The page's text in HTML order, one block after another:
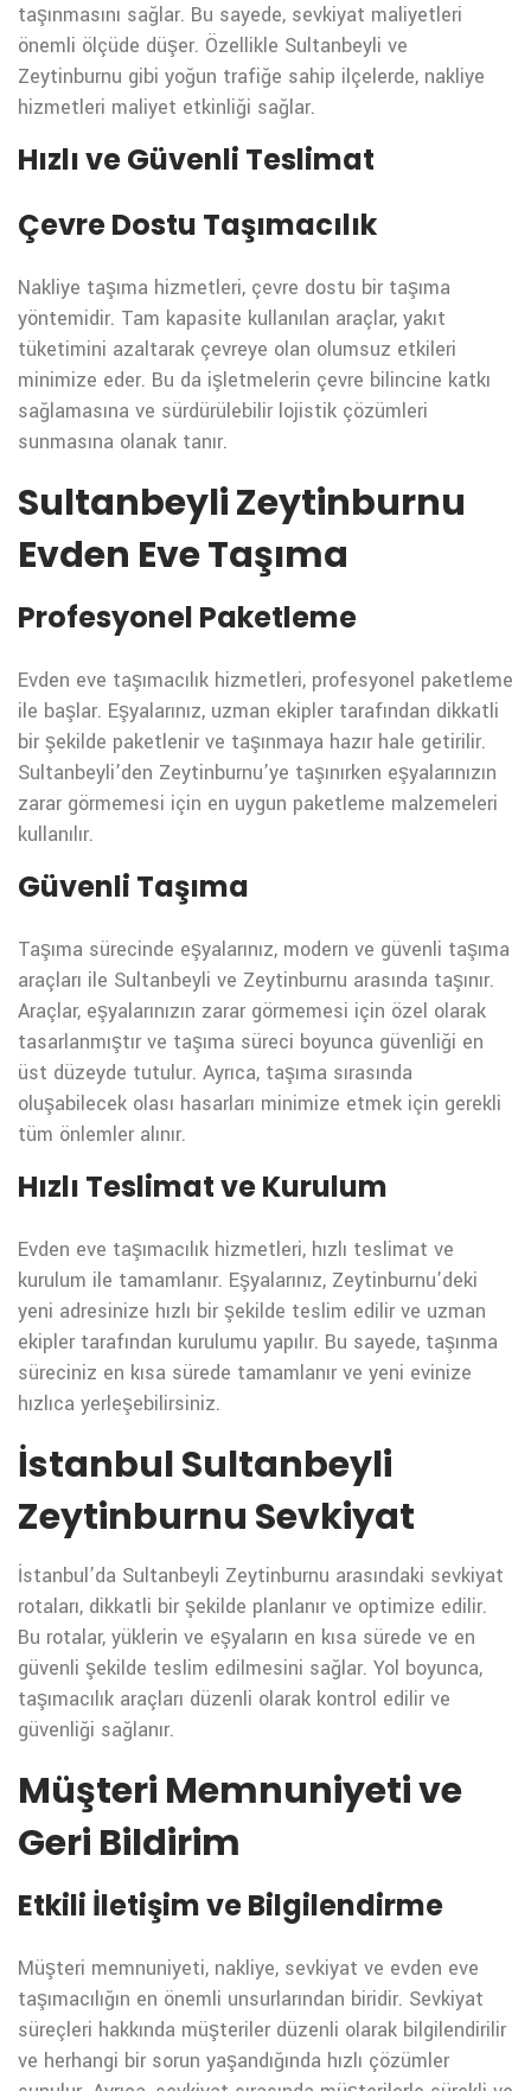
taşınmasını sağlar. Bu sayede, sevkiyat maliyetleri
önemli ölçüde düşer. Özellikle Sultanbeyli ve
Zeytinburnu gibi yoğun trafiğe sahip ilçelerde, nakliye
hizmetleri maliyet etkinliği sağlar.
Hızlı ve Güvenli Teslimat
Çevre Dostu Taşımacılık
Nakliye taşıma hizmetleri, çevre dostu bir taşıma
yöntemidir. Tam kapasite kullanılan araçlar, yakıt
tüketimini azaltarak çevreye olan olumsuz etkileri
minimize eder. Bu da işletmelerin çevre bilincine katkı
sağlamasına ve sürdürülebilir lojistik çözümleri
sunmasına olanak tanır.
Sultanbeyli Zeytinburnu
Evden Eve Taşıma
Profesyonel Paketleme
Evden eve taşımacılık hizmetleri, profesyonel paketleme
ile başlar. Eşyalarınız, uzman ekipler tarafından dikkatli
bir şekilde paketlenir ve taşınmaya hazır hale getirilir.
Sultanbeyli’den Zeytinburnu’ye taşınırken eşyalarınızın
zarar görmemesi için en uygun paketleme malzemeleri
kullanılır.
Güvenli Taşıma
Taşıma sürecinde eşyalarınız, modern ve güvenli taşıma
araçları ile Sultanbeyli ve Zeytinburnu arasında taşınır.
Araçlar, eşyalarınızın zarar görmemesi için özel olarak
tasarlanmıştır ve taşıma süreci boyunca güvenliği en
üst düzeyde tutulur. Ayrıca, taşıma sırasında
oluşabilecek olası hasarları minimize etmek için gerekli
tüm önlemler alınır.
Hızlı Teslimat ve Kurulum
Evden eve taşımacılık hizmetleri, hızlı teslimat ve
kurulum ile tamamlanır. Eşyalarınız, Zeytinburnu’deki
yeni adresinize hızlı bir şekilde teslim edilir ve uzman
ekipler tarafından kurulumu yapılır. Bu sayede, taşınma
süreciniz en kısa sürede tamamlanır ve yeni evinize
hızlıca yerleşebilirsiniz.
İstanbul Sultanbeyli
Zeytinburnu Sevkiyat
İstanbul’da Sultanbeyli Zeytinburnu arasındaki sevkiyat
rotaları, dikkatli bir şekilde planlanır ve optimize edilir.
Bu rotalar, yüklerin ve eşyaların en kısa sürede ve en
güvenli şekilde teslim edilmesini sağlar. Yol boyunca,
taşımacılık araçları düzenli olarak kontrol edilir ve
güvenliği sağlanır.
Müşteri Memnuniyeti ve
Geri Bildirim
Etkili İletişim ve Bilgilendirme
Müşteri memnuniyeti, nakliye, sevkiyat ve evden eve
taşımacılığın en önemli unsurlarından biridir. Sevkiyat
süreçleri hakkında müşteriler düzenli olarak bilgilendirilir
ve herhangi bir sorun yaşandığında hızlı çözümler